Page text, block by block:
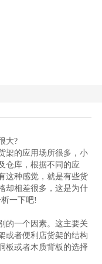
大?
的应用场所很多，小
仓库，根据不同的应
这种感觉，就是有些货
却相差很多，这是为什
一下吧!
一个因素。这主要关
或者便利店货架的结构
板或者木质背板的选择